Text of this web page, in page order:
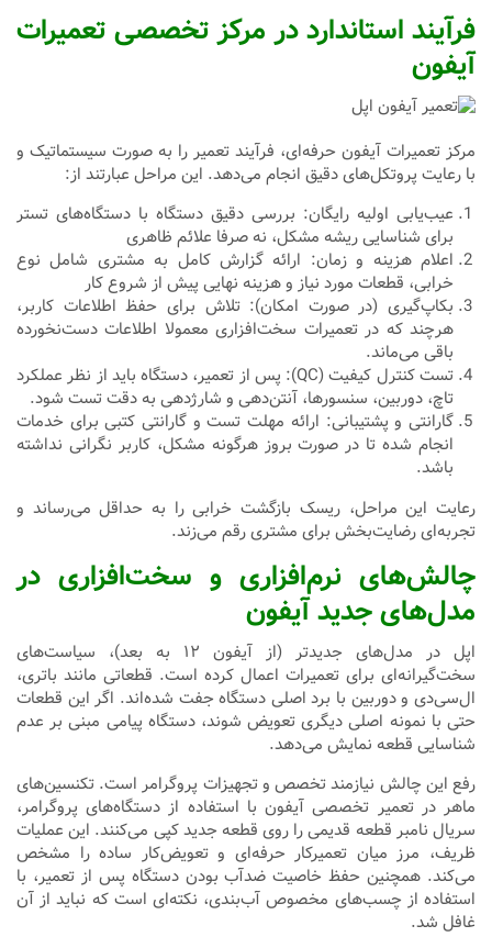
فرآیند استاندارد در مرکز تخصصی تعمیرات
آیفون
مرکز تعمیرات آیفون حرفه‌ای، فرآیند تعمیر را به صورت سیستماتیک و
با رعایت پروتکل‌های دقیق انجام می‌دهد. این مراحل عبارتند از:
عیب‌یابی اولیه رایگان: بررسی دقیق دستگاه با دستگاه‌های تستر
برای شناسایی ریشه مشکل، نه صرفا علائم ظاهری
اعلام هزینه و زمان: ارائه گزارش کامل به مشتری شامل نوع
خرابی، قطعات مورد نیاز و هزینه نهایی پیش از شروع کار
بکاپ‌گیری (در صورت امکان): تلاش برای حفظ اطلاعات کاربر،
هرچند که در تعمیرات سخت‌افزاری معمولا اطلاعات دست‌نخورده
باقی می‌ماند.
تست کنترل کیفیت (QC): پس از تعمیر، دستگاه باید از نظر عملکرد
تاچ، دوربین، سنسورها، آنتن‌دهی و شارژدهی به دقت تست شود.
گارانتی و پشتیبانی: ارائه مهلت تست و گارانتی کتبی برای خدمات
انجام شده تا در صورت بروز هرگونه مشکل، کاربر نگرانی نداشته
باشد.
رعایت این مراحل، ریسک بازگشت خرابی را به حداقل می‌رساند و
تجربه‌ای رضایت‌بخش برای مشتری رقم می‌زند.
چالش‌های نرم‌افزاری و سخت‌افزاری در
مدل‌های جدید آیفون
اپل در مدل‌های جدیدتر (از آیفون ۱۲ به بعد)، سیاست‌های
سخت‌گیرانه‌ای برای تعمیرات اعمال کرده است. قطعاتی مانند باتری،
ال‌سی‌دی و دوربین با برد اصلی دستگاه جفت شده‌اند. اگر این قطعات
حتی با نمونه اصلی دیگری تعویض شوند، دستگاه پیامی مبنی بر عدم
شناسایی قطعه نمایش می‌دهد.
رفع این چالش نیازمند تخصص و تجهیزات پروگرامر است. تکنسین‌های
ماهر در تعمیر تخصصی آیفون با استفاده از دستگاه‌های پروگرامر،
سریال نامبر قطعه قدیمی را روی قطعه جدید کپی می‌کنند. این عملیات
ظریف، مرز میان تعمیرکار حرفه‌ای و تعویض‌کار ساده را مشخص
می‌کند. همچنین حفظ خاصیت ضدآب بودن دستگاه پس از تعمیر، با
استفاده از چسب‌های مخصوص آب‌بندی، نکته‌ای است که نباید از آن
غافل شد.